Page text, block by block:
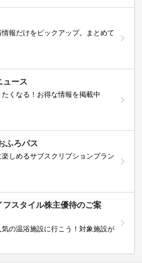
報だけをピックアップ。まとめて
ュース
くなる！お得な情報を掲載中
ふろパス
しめるサブスクリプションプラン
フスタイル株主優待のご案
の温浴施設に行こう！対象施設が